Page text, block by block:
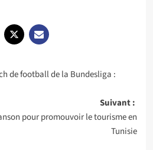
de football de la Bundesliga :
Suivant :
pour promouvoir le tourisme en
Tunisie